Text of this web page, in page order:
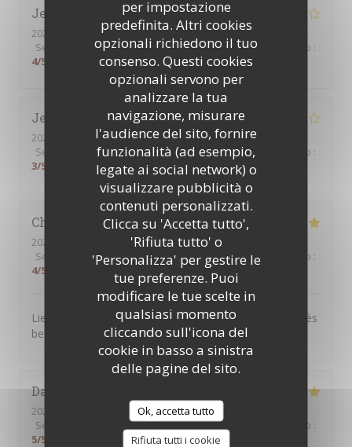
per impostazione
predefinita. Altri cookies
opzionali richiedono il tuo
consenso. Questi cookies
opzionali servono per
analizzare la tua
navigazione, misurare
l'audience del sito, fornire
funzionalità (ad esempio,
legate ai social network) o
visualizzare pubblicità o
contenuti personalizzati.
Clicca su 'Accetta tutto',
'Rifiuta tutto' o
'Personalizza' per gestire le
tue preferenze. Puoi
modificare le tue scelte in
qualsiasi momento
cliccando sull'icona del
cookie in basso a sinistra
delle pagine del sito.
Ok, accetta tutto
Rifiuta tutti i cookie
Jenny
2026-08-01
- 13:00 - Ospiti 2
Servizio
/5 Atmosfera: 4/5 Cucina:5/5 Qualità / Prezzo :
4/5
Jean-Marc B
2026-07-30
- 12:00 - Ospiti 4
Servizio
Atmosfera:4/5 Cucina:5/5 Qualità / Prezzo :
3/5
Christel
2026-07-25
- 13:00 - Ospiti 3
Servizio
/5 Atmosfera:5/5 Cucina: 4/5 Qualità / Prezzo :
4/5
Lieu très agréable. Personnel souriant et à l’écoute. Très
belle expérience.
Daniel
2026-07-26
- 12:30 - Ospiti 2
Servizio
Atmosfera:5/5 Cucina:5/5 Qualità / Prezzo :
5/5